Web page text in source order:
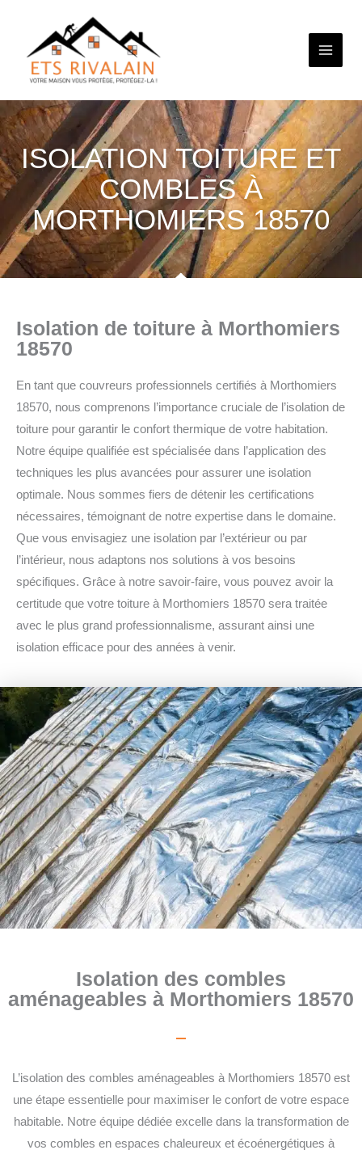
contenu
ISOLATION TOITURE ET
COMBLES À
MORTHOMIERS 18570
Isolation de toiture à Morthomiers
18570
En tant que couvreurs professionnels certifiés à Morthomiers
18570, nous comprenons l’importance cruciale de l’isolation de
toiture pour garantir le confort thermique de votre habitation.
Notre équipe qualifiée est spécialisée dans l’application des
techniques les plus avancées pour assurer une isolation
optimale. Nous sommes fiers de détenir les certifications
nécessaires, témoignant de notre expertise dans le domaine.
Que vous envisagiez une isolation par l’extérieur ou par
l’intérieur, nous adaptons nos solutions à vos besoins
spécifiques. Grâce à notre savoir-faire, vous pouvez avoir la
certitude que votre toiture à Morthomiers 18570 sera traitée
avec le plus grand professionnalisme, assurant ainsi une
isolation efficace pour des années à venir.
Isolation des combles
aménageables à Morthomiers 18570
L’isolation des combles aménageables à Morthomiers 18570 est
une étape essentielle pour maximiser le confort de votre espace
habitable. Notre équipe dédiée excelle dans la transformation de
vos combles en espaces chaleureux et écoénergétiques à